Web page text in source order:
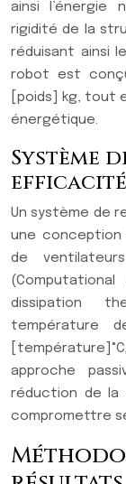
ainsi l’énergie
rigidité de la
réduisant ainsi
robot est
[poids] kg, tout
énergétique.
Système
efficacité
Un système de
une conception
de
dissipation
température
approche
réduction de la
compromettre